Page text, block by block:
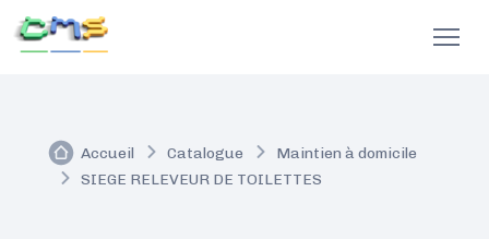
Accueil Catalogue
Maintien à domicile
SIEGE RELEVEUR DE TOILETTES